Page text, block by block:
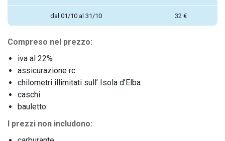
dal 01/10 al 31/10 32 €
Compreso nel prezzo:
iva al 22%
assicurazione rc
chilometri illimitati sull’ Isola d’Elba
caschi
bauletto
I prezzi non includono: